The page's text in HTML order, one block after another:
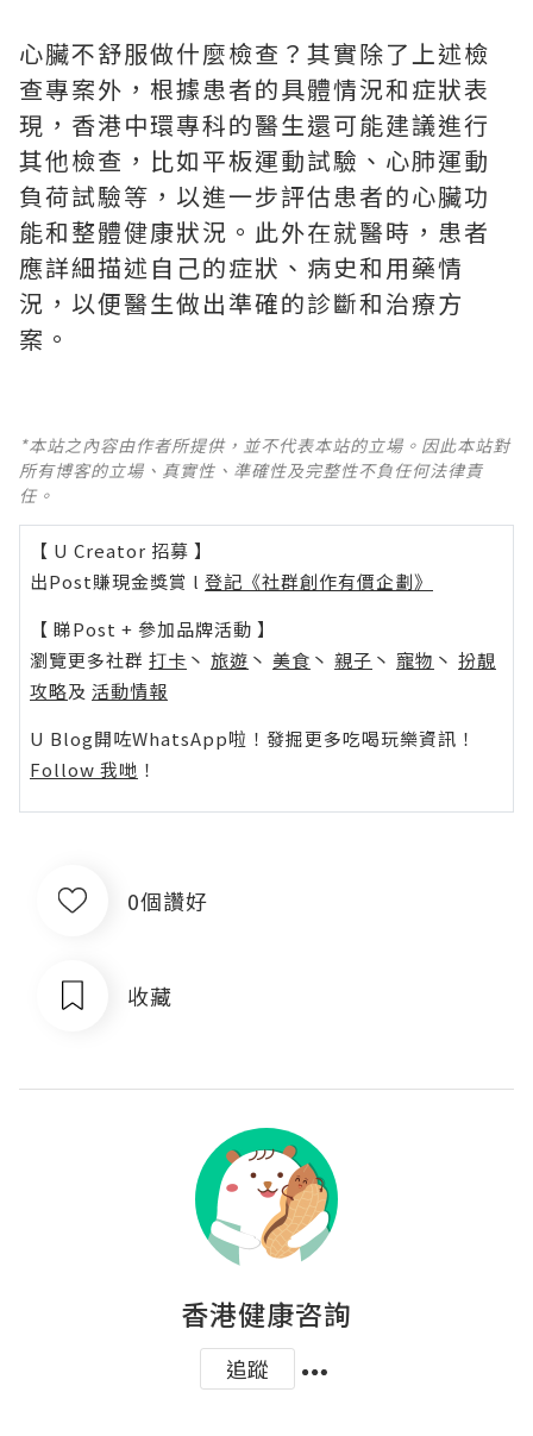
心臟不舒服做什麼檢查？其實除了上述檢
查專案外，根據患者的具體情況和症狀表
現，香港中環專科的醫生還可能建議進行
其他檢查，比如平板運動試驗、心肺運動
負荷試驗等，以進一步評估患者的心臟功
能和整體健康狀況。此外在就醫時，患者
應詳細描述自己的症狀、病史和用藥情
況，以便醫生做出準確的診斷和治療方
案。
*本站之內容由作者所提供，並不代表本站的立場。因此本站對
所有博客的立場、真實性、準確性及完整性不負任何法律責
任。
【 U Creator 招募 】
出Post賺現金獎賞 l 登記《社群創作有價企劃》
【 睇Post + 參加品牌活動 】
瀏覽更多社群 打卡 丶 旅遊 丶 美食 丶 親子 丶 寵物 丶 扮靚
攻略及 活動情報
U Blog開咗WhatsApp啦！發掘更多吃喝玩樂資訊！
Follow 我哋 ！
0個讚好
收藏
香港健康咨詢
追蹤